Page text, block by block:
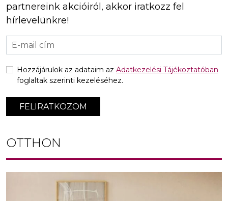
partnereink akcióiról, akkor iratkozz fel
hírlevelünkre!
FELIRATKOZOM
Hozzájárulok az adataim az Adatkezelési Tájékoztatóban
foglaltak szerinti kezeléséhez.
OTTHON